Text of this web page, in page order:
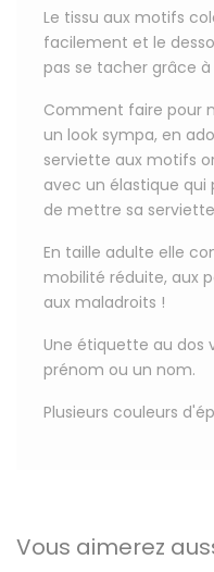
Le tissu aux motifs
facilement et le
pas se tacher grâce
Comment faire pour
un look sympa, en
serviette aux motifs
avec un élastique qui
de mettre sa
En taille adulte elle
mobilité réduite, aux
aux maladroits !
Une étiquette au dos
prénom ou un nom.
Plusieurs couleurs
Vous aimerez